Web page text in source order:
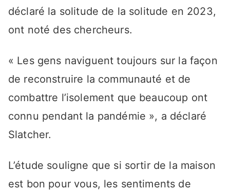
déclaré la solitude de la solitude en 2023,
ont noté des chercheurs.
« Les gens naviguent toujours sur la façon
de reconstruire la communauté et de
combattre l’isolement que beaucoup ont
connu pendant la pandémie », a déclaré
Slatcher.
L’étude souligne que si sortir de la maison
est bon pour vous, les sentiments de